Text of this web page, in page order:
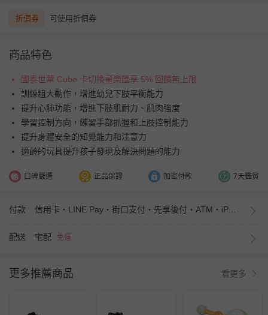
折價券 可使用折價券
商品特色
國泰世華 Cube 卡切換童樂匯享 5% 回饋無上限
訓練粗大動作，增進幼兒下肢平衡能力
提升心肺功能，增進下肢肌耐力、肌肉強度
學習控制方向，練習手部抓握和上肢控制能力
提升身體安全的知覺能力和注意力
適齡的玩具提升孩子發現及解決問題的能力
口碑嚴選 正品保證 加密付款 7天鑑賞
付款 信用卡・LINE Pay・街口支付・先享後付・ATM・iPASS MONEY
配送 宅配 免運
更多推薦商品 看更多